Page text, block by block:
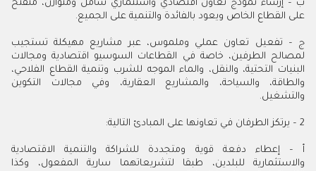
ب‌ – إرساء نموذج تعاون اقتصادي واستثماري شامل ومتوازن، منفتح
على القطاع الخاص ويعود بالفائدة والتنمية على الجميع.
ج – تفعيل تعاون عملي وملموس، عبر مشاريع مهيكلة تستجيب
لمصالح الطرفين، خاصة في القطاعات السوسيو اقتصادية ومجالات
البنيات التحتية، والنقل، والماء الموجه للشرب وتنمية القطاع الفلاحي،
والطاقة، والسياحة، والمشاريع العقارية، وفي مجالات التكوين
والتشغيل.
2 – يرتكز الطرفان في تعاونها على المبادئ التالية:
أ – إعطاء دفعة قوية ومتجددة للشراكة والتنمية الاقتصادية
والاستثمارية للبلدين، طبقا لتشريعاتهما سارية المفعول، وكذا